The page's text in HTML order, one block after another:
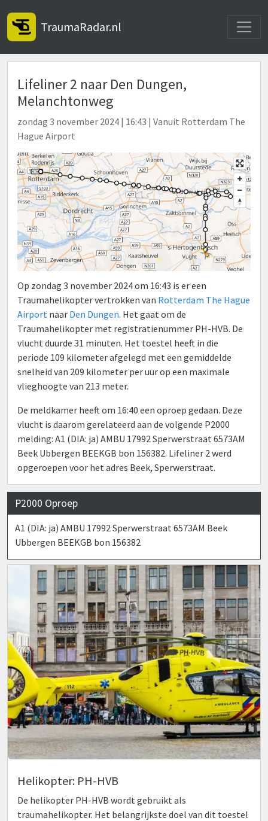
TraumaRadar.nl
Lifeliner 2 naar Den Dungen,
Melanchtonweg
zondag 3 november 2024 | 16:43 | Vanuit Rotterdam The
Hague Airport
Op zondag 3 november 2024 om 16:43 is er een
Traumahelikopter vertrokken van Rotterdam The Hague
Airport naar Den Dungen. Het gaat om de
Traumahelikopter met registratienummer PH-HVB. De
vlucht duurde 31 minuten. Het toestel heeft in die
periode 109 kilometer afgelegd met een gemiddelde
snelheid van 209 kilometer per uur op een maximale
vlieghoogte van 213 meter.
De meldkamer heeft om 16:40 een oproep gedaan. Deze
vlucht is daarom gerelateerd aan de volgende P2000
melding: A1 (DIA: ja) AMBU 17992 Sperwerstraat 6573AM
Beek Ubbergen BEEKGB bon 156382. Lifeliner 2 werd
opgeroepen voor het adres Beek, Sperwerstraat.
P2000 Oproep
A1 (DIA: ja) AMBU 17992 Sperwerstraat 6573AM Beek
Ubbergen BEEKGB bon 156382
Helikopter: PH-HVB
De helikopter PH-HVB wordt gebruikt als
traumahelikopter. Het belangrijkste doel van dit toestel